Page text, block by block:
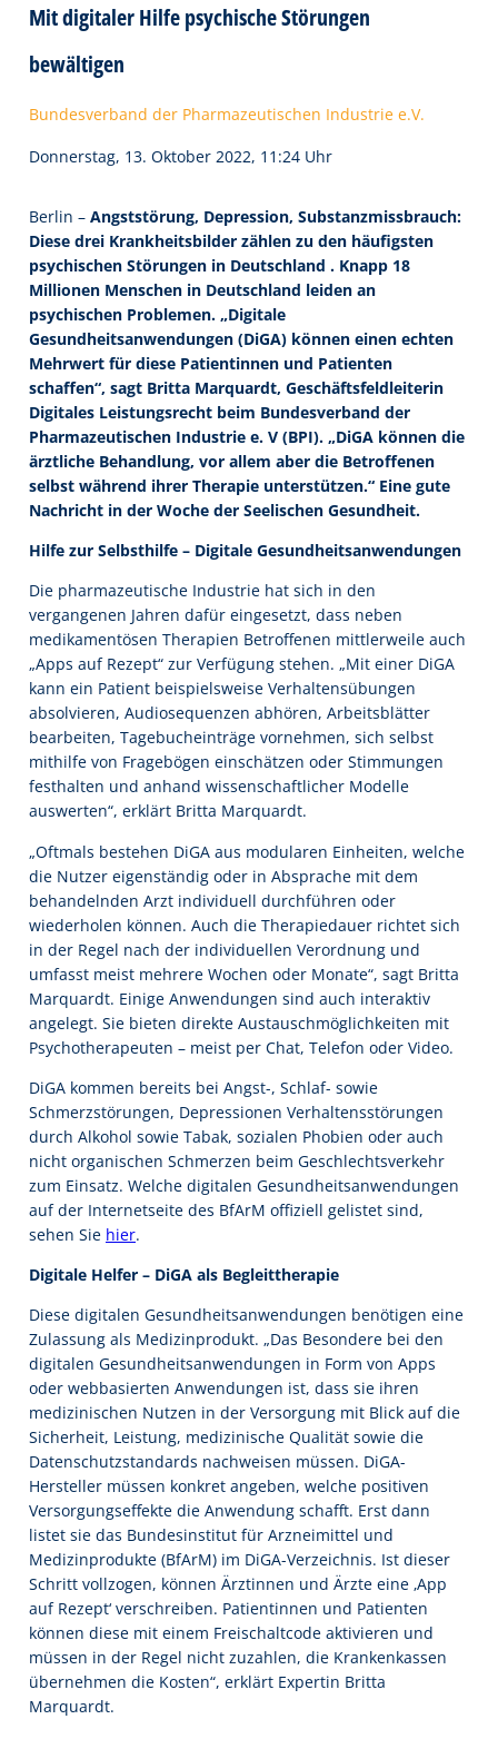
Mit digitaler Hilfe psychische Störungen
bewältigen
Bundesverband der Pharmazeutischen Industrie e.V.
Donnerstag, 13. Oktober 2022, 11:24 Uhr
Berlin – Angststörung, Depression, Substanzmissbrauch:
Diese drei Krankheitsbilder zählen zu den häufigsten
psychischen Störungen in Deutschland . Knapp 18
Millionen Menschen in Deutschland leiden an
psychischen Problemen. „Digitale
Gesundheitsanwendungen (DiGA) können einen echten
Mehrwert für diese Patientinnen und Patienten
schaffen“, sagt Britta Marquardt, Geschäftsfeldleiterin
Digitales Leistungsrecht beim Bundesverband der
Pharmazeutischen Industrie e. V (BPI). „DiGA können die
ärztliche Behandlung, vor allem aber die Betroffenen
selbst während ihrer Therapie unterstützen.“ Eine gute
Nachricht in der Woche der Seelischen Gesundheit.
Hilfe zur Selbsthilfe – Digitale Gesundheitsanwendungen
Die pharmazeutische Industrie hat sich in den
vergangenen Jahren dafür eingesetzt, dass neben
medikamentösen Therapien Betroffenen mittlerweile auch
„Apps auf Rezept“ zur Verfügung stehen. „Mit einer DiGA
kann ein Patient beispielsweise Verhaltensübungen
absolvieren, Audiosequenzen abhören, Arbeitsblätter
bearbeiten, Tagebucheinträge vornehmen, sich selbst
mithilfe von Fragebögen einschätzen oder Stimmungen
festhalten und anhand wissenschaftlicher Modelle
auswerten“, erklärt Britta Marquardt.
„Oftmals bestehen DiGA aus modularen Einheiten, welche
die Nutzer eigenständig oder in Absprache mit dem
behandelnden Arzt individuell durchführen oder
wiederholen können. Auch die Therapiedauer richtet sich
in der Regel nach der individuellen Verordnung und
umfasst meist mehrere Wochen oder Monate“, sagt Britta
Marquardt. Einige Anwendungen sind auch interaktiv
angelegt. Sie bieten direkte Austauschmöglichkeiten mit
Psychotherapeuten – meist per Chat, Telefon oder Video.
DiGA kommen bereits bei Angst-, Schlaf- sowie
Schmerzstörungen, Depressionen Verhaltensstörungen
durch Alkohol sowie Tabak, sozialen Phobien oder auch
nicht organischen Schmerzen beim Geschlechtsverkehr
zum Einsatz. Welche digitalen Gesundheitsanwendungen
auf der Internetseite des BfArM offiziell gelistet sind,
sehen Sie hier.
Digitale Helfer – DiGA als Begleittherapie
Diese digitalen Gesundheitsanwendungen benötigen eine
Zulassung als Medizinprodukt. „Das Besondere bei den
digitalen Gesundheitsanwendungen in Form von Apps
oder webbasierten Anwendungen ist, dass sie ihren
medizinischen Nutzen in der Versorgung mit Blick auf die
Sicherheit, Leistung, medizinische Qualität sowie die
Datenschutzstandards nachweisen müssen. DiGA-
Hersteller müssen konkret angeben, welche positiven
Versorgungseffekte die Anwendung schafft. Erst dann
listet sie das Bundesinstitut für Arzneimittel und
Medizinprodukte (BfArM) im DiGA-Verzeichnis. Ist dieser
Schritt vollzogen, können Ärztinnen und Ärzte eine ‚App
auf Rezept‘ verschreiben. Patientinnen und Patienten
können diese mit einem Freischaltcode aktivieren und
müssen in der Regel nicht zuzahlen, die Krankenkassen
übernehmen die Kosten“, erklärt Expertin Britta
Marquardt.